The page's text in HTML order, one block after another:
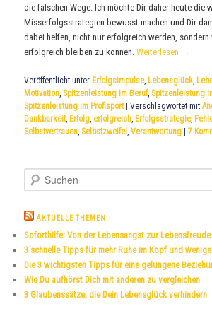
die falschen Wege. Ich möchte Dir daher heute die
Misserfolgsstrategien bewusst machen und Dir
dabei helfen, nicht nur erfolgreich werden, sondern
erfolgreich bleiben zu können.Weiterlesen →
Veröffentlicht unter Erfolgsimpulse, Lebensglück,
Motivation, Spitzenleistung im Beruf, Spitzenleistung
Spitzenleistung im Profisport
|Verschlagwortet mit
Dankbarkeit, Erfolg, erfolgreich, Erfolgsstrategie,
Selbstvertrauen, Selbstzweifel,Verantwortung |7
h
n
AKTUELLE THEMEN
Soforthilfe: Von der Lebensangst zur Lebensfreude
3 schnelle Tipps für mehr Ruhe im Kopf und
Die 3 wichtigsten Tipps für eine gelungene
Wie Du aufhörst Dich mit anderen zu vergleichen
3 Glaubenssätze, die Dein Lebensglück verhindern